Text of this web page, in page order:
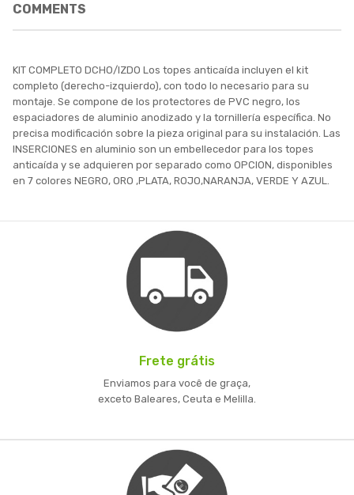
COMMENTS
KIT COMPLETO DCHO/IZDO Los topes anticaída incluyen el kit
completo (derecho-izquierdo), con todo lo necesario para su
montaje. Se compone de los protectores de PVC negro, los
espaciadores de aluminio anodizado y la tornillería específica. No
precisa modificación sobre la pieza original para su instalación. Las
INSERCIONES en aluminio son un embellecedor para los topes
anticaída y se adquieren por separado como OPCION, disponibles
en 7 colores NEGRO, ORO ,PLATA, ROJO,NARANJA, VERDE Y AZUL.
Frete grátis
Enviamos para você de graça,
exceto Baleares, Ceuta e Melilla.